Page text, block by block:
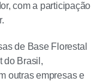
com a participação
de Base Florestal
do Brasil,
outras empresas e